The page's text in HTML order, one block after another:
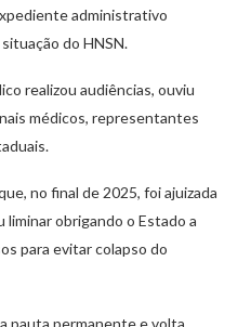
administrativo
do HNSN.
realizou audiências, ouviu
médicos, representantes
no final de 2025, foi ajuizada
liminar obrigando o Estado a
para evitar colapso do